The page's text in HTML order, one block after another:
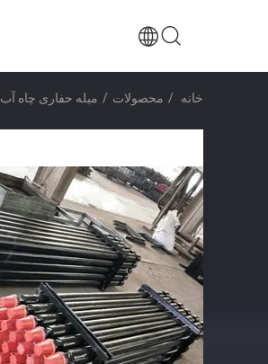
خانه / محصولات / میله حفاری چاه آب